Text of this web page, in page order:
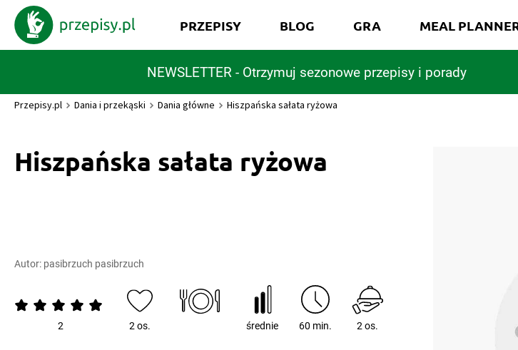
NEWSLETTER - Otrzymuj sezonowe przepisy i porady
PRZEPISY BLOG GRA MEAL
Przepisy.pl Dania i przekąski Dania główne Hiszpańska sałata ryżowa
Hiszpańska sałata ryżowa
Autor: pasibrzuch pasibrzuch
2 2 os. średnie 60 min. 2 os.